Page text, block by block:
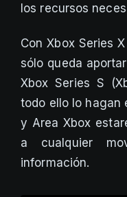
los recursos
Con Xbox Series
sólo queda
Xbox Series S
todo ello lo hagan
y Area Xbox
a cualquier
información.